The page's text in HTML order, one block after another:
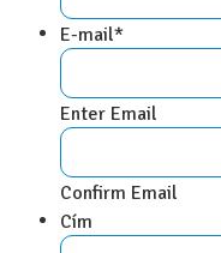
E-mail*
Enter Email
Confirm Email
Cím